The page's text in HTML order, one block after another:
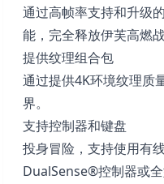
通过高帧率支持和升级
能，完全释放伊芙高燃
提供纹理组合包
通过提供4K环境纹理质
界。
支持控制器和键盘
投身冒险，支持使用有
DualSense®控制器或全